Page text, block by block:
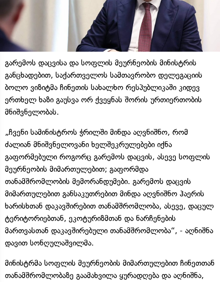
გარემოს დაცვისა და სოფლის მეურნეობის მინისტრის
განცხადებით, საქართველოს სამთავრობო დელეგაციის
ბოლო ვიზიტმა ჩინეთის სახალხო რესპუბლიკაში კიდევ
ერთხელ ხაზი გაუსვა ორ ქვეყნას შორის ურთიერთობის
მნიშვნელობას.
„ჩვენი სამინისტროს ჭრილში მინდა აღვნიშნო, რომ
ძალიან მნიშვნელოვანი ხელშეკრულებები იქნა
გაფორმებული როგორც გარემოს დაცვის, ასევე სოფლის
მეურნეობის მიმართულებით; გაფორმდა
თანამშრომლობის მემორანდუმები. გარემოს დაცვის
მიმართულებით განსაკუთრებით მინდა აღვნიშნო ჰაერის
ხარისხთან დაკავშირებით თანამშრომლობა, ასევე, დაცულ
ტერიტორიებთან, ეკოტურიზმთან და ნარჩენების
მართვასთან დაკავშირებული თანამშრომლობა“, - აღნიშნა
დავით სონღულაშვილმა.
მინისტრმა სოფლის მეურნეობის მიმართულებით ჩინეთთან
თანამშრომლობაზე გაამახვილა ყურადღება და აღნიშნა,